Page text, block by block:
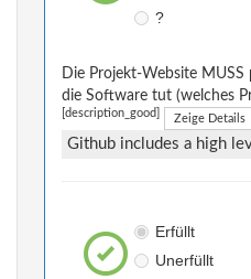
?
Die Projekt-Website MUSS
die Software tut (welches
[description_good] Zeige Details
Github includes a high
Erfüllt
Unerfüllt